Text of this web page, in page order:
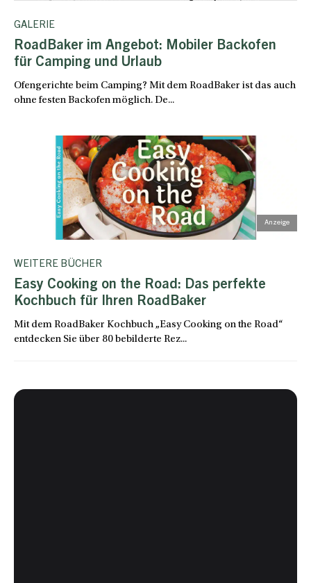
GALERIE
RoadBaker im Angebot: Mobiler Backofen
für Camping und Urlaub
Ofengerichte beim Camping? Mit dem RoadBaker ist das auch
ohne festen Backofen möglich. De...
WEITERE BÜCHER
Easy Cooking on the Road: Das perfekte
Kochbuch für Ihren RoadBaker
Mit dem RoadBaker Kochbuch „Easy Cooking on the Road“
entdecken Sie über 80 bebilderte Rez...